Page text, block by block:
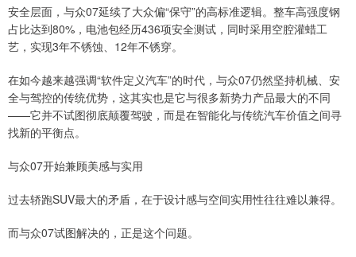
安全层面，与众07延续了大众偏“保守”的高标准逻辑。整车高强度钢
占比达到80%，电池包经历436项安全测试，同时采用空腔灌蜡工
艺，实现3年不锈蚀、12年不锈穿。
在如今越来越强调“软件定义汽车”的时代，与众07仍然坚持机械、安
全与驾控的传统优势，这其实也是它与很多新势力产品最大的不同
——它并不试图彻底颠覆驾驶，而是在智能化与传统汽车价值之间寻
找新的平衡点。
与众07开始兼顾美感与实用
过去轿跑SUV最大的矛盾，在于设计感与空间实用性往往难以兼得。
而与众07试图解决的，正是这个问题。